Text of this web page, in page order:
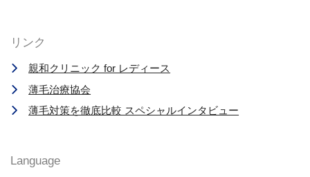
リンク
親和クリニック for レディース
薄毛治療協会
薄毛対策を徹底比較 スペシャルインタビュー
Language